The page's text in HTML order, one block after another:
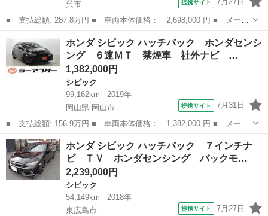
呉市 提携サイト
■ 支払総額: 287.8万円 ■ 車両本体価格： 2,698,000 円 ■ メーカ
ー名： ホンダ ■ 車種名： シビックフェリオ ■ グレード名：
Ｍｉ 車高調 社外１５インチアルミ 社外オーディオ 修復歴無
■ 排気...
シビック
ホンダ シビック ハッチバック ホンダセンシ
ング ６速ＭＴ 禁煙車 社外ナビ …
1,382,000円
シビック
99,162km
2019年
岡山県 岡山市
提携サイト 7月31日
■ 支払総額: 156.9万円 ■ 車両本体価格： 1,382,000 円 ■ メーカ
ー名： ホンダ ■ 車種名： シビック ■ グレード名： ハッチバ
ック ホンダセンシング ６速ＭＴ 禁煙車 社外ナビ フルセグＴ
Ｖ バッ...
岡山 岡山市 シビック
ホンダ シビック ハッチバック ７インチナ
ビ ＴＶ ホンダセンシング バックモ…
2,239,000円
シビック
54,149km
2018年
東広島市
提携サイト 7月27日